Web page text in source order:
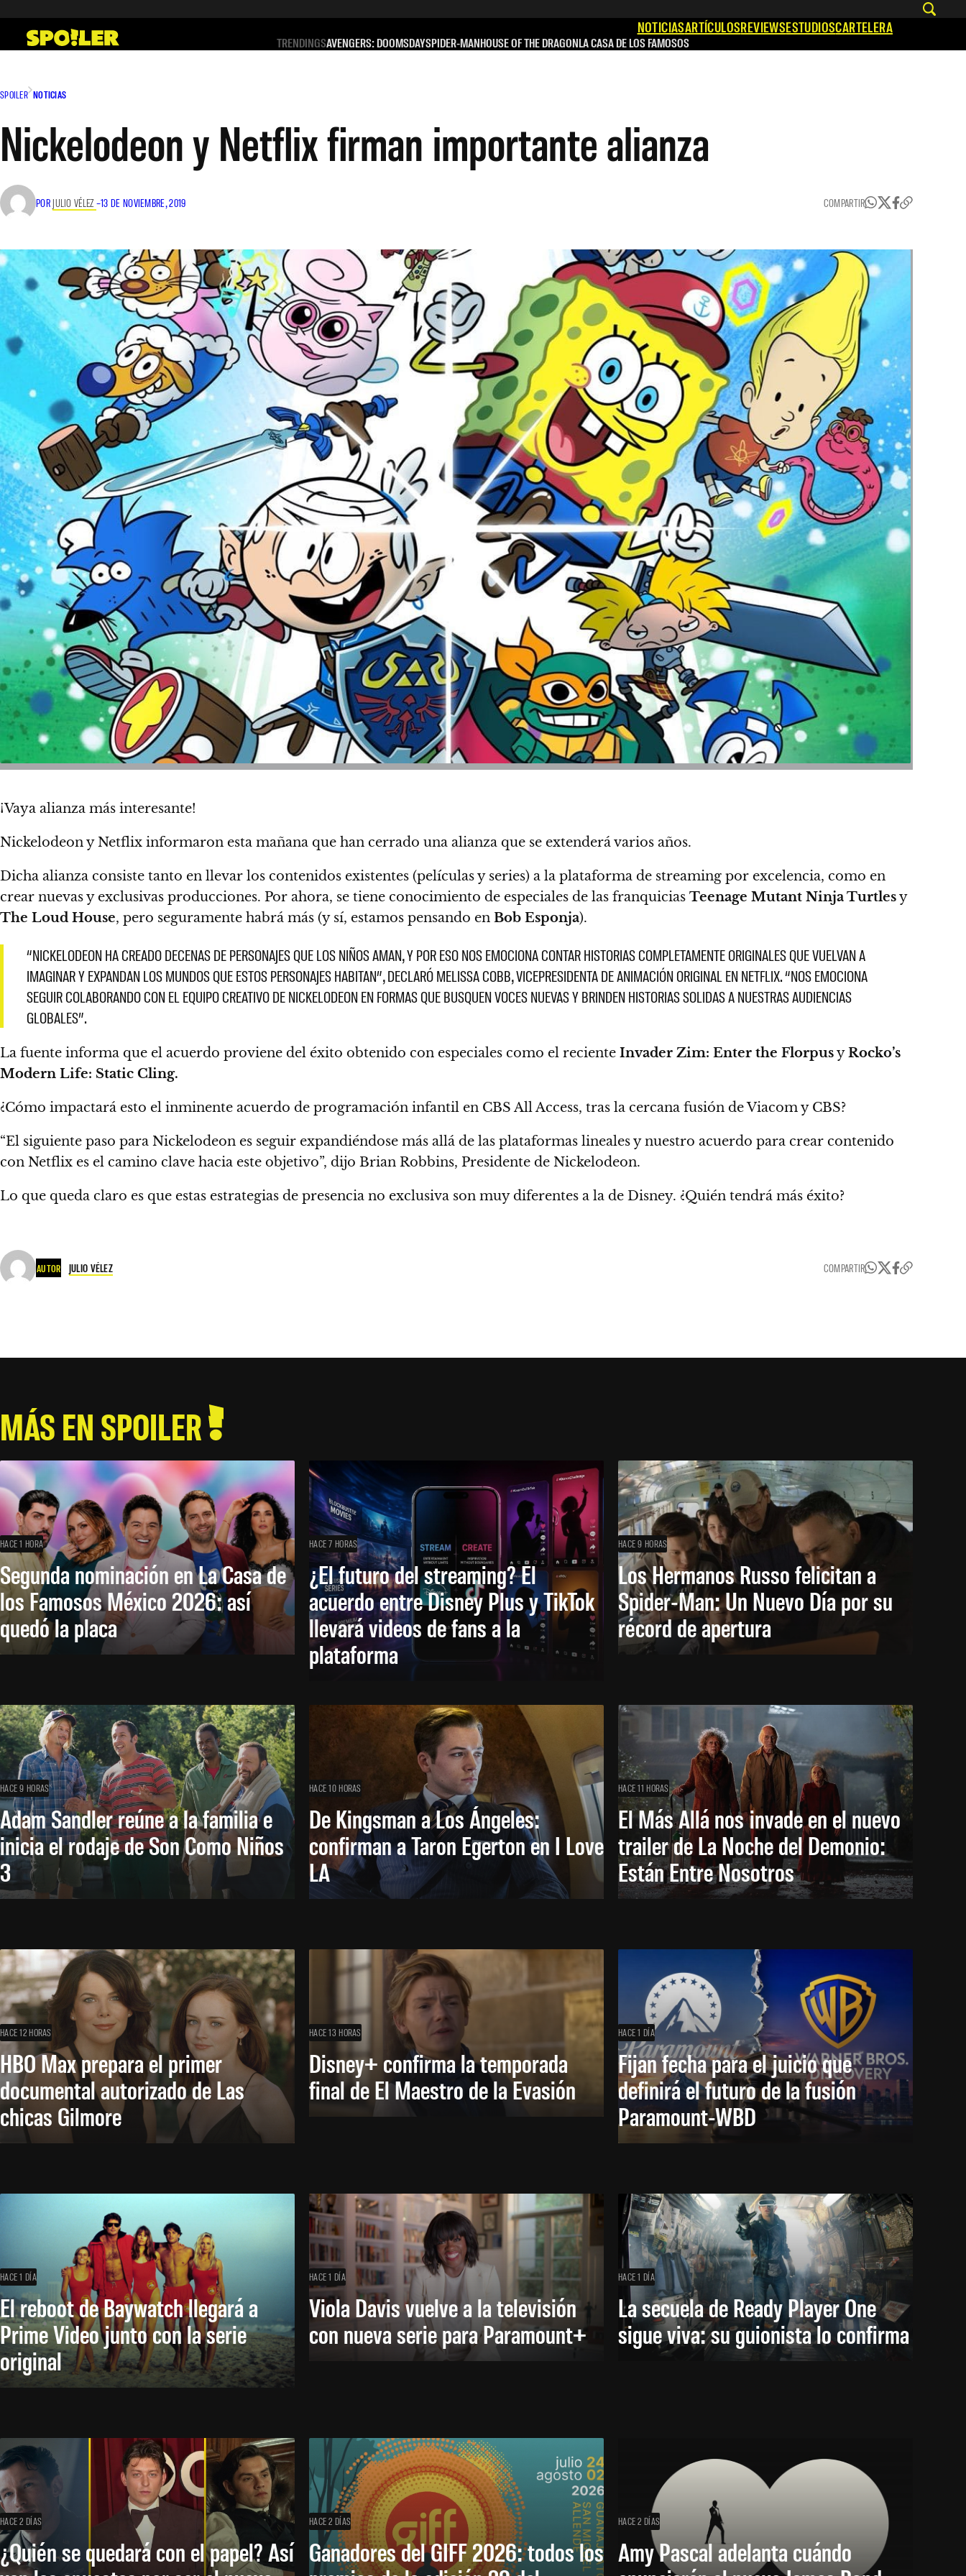
contenido
NOTICIASARTÍCULOSREVIEWSESTUDIOSCARTELERA
TRENDINGSAVENGERS: DOOMSDAYSPIDER-MANHOUSE OF THE DRAGONLA CASA DE LOS FAMOSOS
SPOILER NOTICIAS
Nickelodeon y Netflix firman importante alianza
POR JULIO VÉLEZ –13 DE NOVIEMBRE, 2019 COMPARTIR
¡Vaya alianza más interesante!
Nickelodeon y Netflix informaron esta mañana que han cerrado una alianza que se extenderá varios años.
Dicha alianza consiste tanto en llevar los contenidos existentes (películas y series) a la plataforma de streaming por excelencia, como en
crear nuevas y exclusivas producciones. Por ahora, se tiene conocimiento de especiales de las franquicias Teenage Mutant Ninja Turtlesy
The Loud House, pero seguramente habrá más (y sí, estamos pensando en Bob Esponja).
“NICKELODEON HA CREADO DECENAS DE PERSONAJES QUE LOS NIÑOS AMAN, Y POR ESO NOS EMOCIONA CONTAR HISTORIAS COMPLETAMENTE ORIGINALES QUE VUELVAN A
IMAGINAR Y EXPANDAN LOS MUNDOS QUE ESTOS PERSONAJES HABITAN”, DECLARÓ MELISSA COBB, VICEPRESIDENTA DE ANIMACIÓN ORIGINAL EN NETFLIX. “NOS EMOCIONA
SEGUIR COLABORANDO CON EL EQUIPO CREATIVO DE NICKELODEON EN FORMAS QUE BUSQUEN VOCES NUEVAS Y BRINDEN HISTORIAS SOLIDAS A NUESTRAS AUDIENCIAS
GLOBALES”.
La fuente informa que el acuerdo proviene del éxito obtenido con especiales como el reciente Invader Zim: Enter the FlorpusyRocko’s
Modern Life: Static Cling.
¿Cómo impactará esto el inminente acuerdo de programación infantil en CBS All Access, tras la cercana fusión de Viacom y CBS?
“El siguiente paso para Nickelodeon es seguir expandiéndose más allá de las plataformas linealesy nuestro acuerdo para crear contenido
con Netflix es el camino clave hacia este objetivo”, dijo Brian Robbins, Presidente de Nickelodeon.
Lo que queda claro es que estas estrategias de presencia no exclusiva son muy diferentes a la de Disney. ¿Quién tendrá más éxito?
AUTOR JULIO VÉLEZ COMPARTIR
MÁS EN SPOILER
HACE 1 HORA
Segunda nominación en La Casa de
los Famosos México 2026: así
quedó la placa
HACE 7 HORAS
¿El futuro del streaming? El
acuerdo entre Disney Plus y TikTok
llevará videos de fans a la
plataforma
HACE 9 HORAS
Los Hermanos Russo felicitan a
Spider-Man: Un Nuevo Día por su
récord de apertura
HACE 9 HORAS
Adam Sandler reúne a la familia e
inicia el rodaje de Son Como Niños
3
HACE 10 HORAS
De Kingsman a Los Ángeles:
confirman a Taron Egerton en I Love
LA
HACE 11 HORAS
El Más Allá nos invade en el nuevo
trailer de La Noche del Demonio:
Están Entre Nosotros
HACE 12 HORAS
HBO Max prepara el primer
documental autorizado de Las
chicas Gilmore
HACE 13 HORAS
Disney+ confirma la temporada
final de El Maestro de la Evasión
HACE 1 DÍA
Fijan fecha para el juicio que
definirá el futuro de la fusión
Paramount-WBD
HACE 1 DÍA
El reboot de Baywatch llegará a
Prime Video junto con la serie
original
HACE 1 DÍA
Viola Davis vuelve a la televisión
con nueva serie para Paramount+
HACE 1 DÍA
La secuela de Ready Player One
sigue viva: su guionista lo confirma
HACE 2 DÍAS
¿Quién se quedará con el papel? Así
HACE 2 DÍAS
Ganadores del GIFF 2026: todos los
HACE 2 DÍAS
Amy Pascal adelanta cuándo